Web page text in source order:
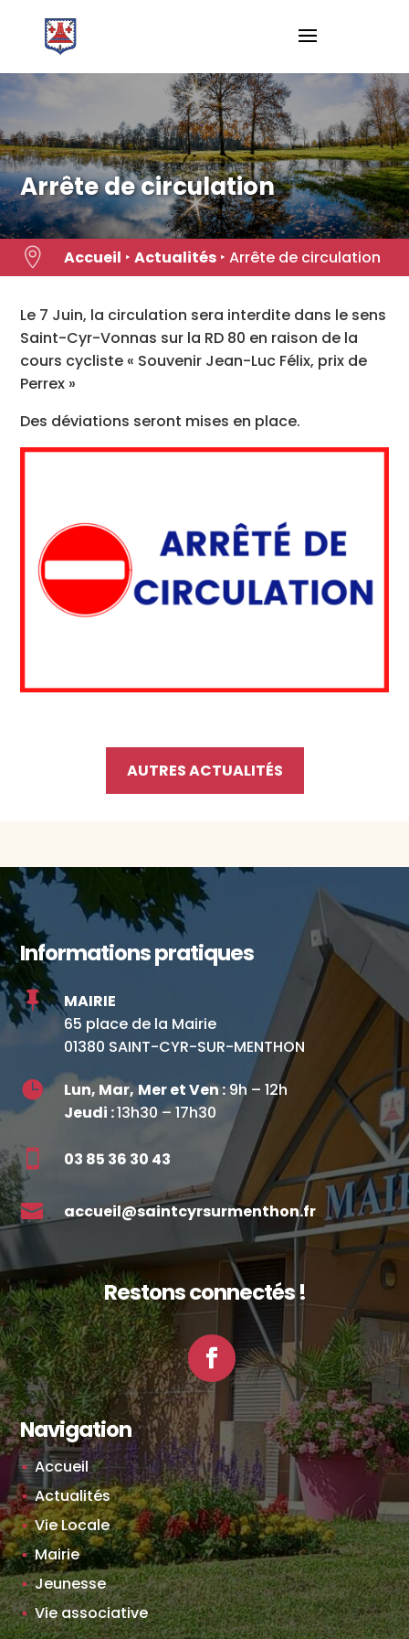
content
Arrête de circulation
 Accueil ‣ Actualités‣ Arrête de circulation
Le 7 Juin, la circulation sera interdite dans le sens
Saint-Cyr-Vonnas sur la RD 80 en raison de la
cours cycliste « Souvenir Jean-Luc Félix, prix de
Perrex »
Des déviations seront mises en place.
AUTRES ACTUALITÉS
Informations pratiques

MAIRIE
65 place de la Mairie
01380 SAINT-CYR-SUR-MENTHON
 Lun, Mar,Mer et Ven :9h – 12h
Jeudi :13h30 – 17h30
 03 85 36 30 43
 accueil@saintcyrsurmenthon.fr
Restons connectés !
Facebook
Navigation
Accueil
Actualités
Vie Locale
Mairie
Jeunesse
Vie associative